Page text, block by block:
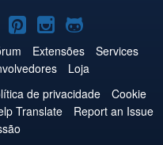
Joomla!
no
Pinterest
Joomla!
no
Instagram
Joomla!
no
GitHub
Extensões
Services
Loja
de privacidade
Cookie
Translate
Report an Issue